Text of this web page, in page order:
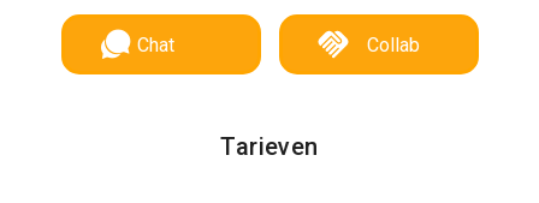
Chat Collab
Tarieven